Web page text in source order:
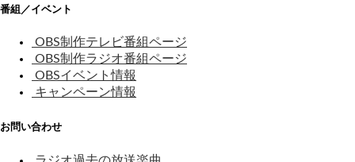
番組／イベント
OBS制作テレビ番組ページ
OBS制作ラジオ番組ページ
OBSイベント情報
キャンペーン情報
お問い合わせ